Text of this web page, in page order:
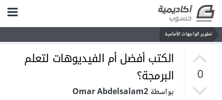
تطوير الواجهات الأمامية
0
الكتب أفضل أم الفيديوهات لتعلم
البرمجة؟
بواسطة Omar Abdelsalam2